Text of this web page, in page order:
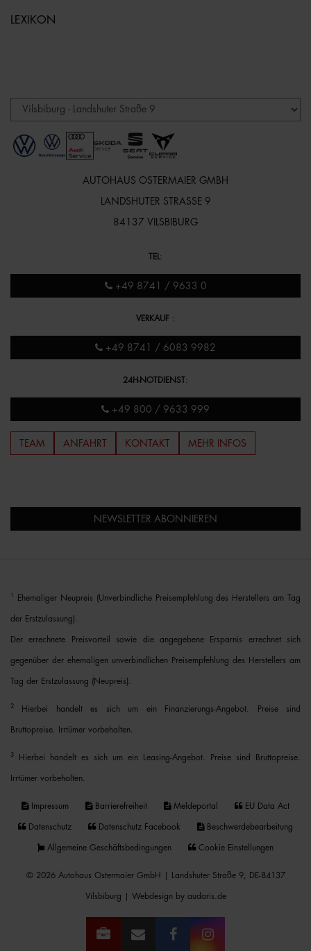
LEXIKON
AUTOHAUS OSTERMAIER GMBH
LANDSHUTER STRASSE 9
84137 VILSBIBURG
TEL :
+49 8741 / 9633 0
VERKAUF :
+49 8741 / 6083 9982
24H-NOTDIENST:
+49 800 / 9633 999
TEAM ANFAHRT KONTAKT MEHR INFOS
NEWSLETTER ABONNIEREN
Ehemaliger Neupreis (Unverbindliche Preisempfehlung des Herstellers am Tag
der Erstzulassung).
Der errechnete Preisvorteil sowie die angegebene Ersparnis errechnet sich
gegenüber der ehemaligen unverbindlichen Preisempfehlung des Herstellers am
Tag der Erstzulassung (Neupreis).
2 Hierbei handelt es sich um ein Finanzierungs-Angebot. Preise sind
Bruttopreise. Irrtümer vorbehalten.
3 Hierbei handelt es sich um ein Leasing-Angebot. Preise sind Bruttopreise.
Irrtümer vorbehalten.
Impressum Barrierefreiheit Meldeportal EU Data Act
Datenschutz Datenschutz Facebook Beschwerdebearbeitung
Allgemeine Geschäftsbedingungen Cookie Einstellungen
© 2026 Autohaus Ostermaier GmbH | Landshuter Straße 9, DE-84137
Vilsbiburg | Webdesign by audaris.de